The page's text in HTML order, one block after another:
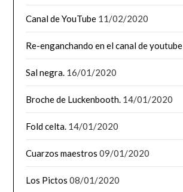
Canal de YouTube 11/02/2020
Re-enganchando en el canal de youtube
Sal negra. 16/01/2020
Broche de Luckenbooth. 14/01/2020
Fold celta. 14/01/2020
Cuarzos maestros 09/01/2020
Los Pictos 08/01/2020